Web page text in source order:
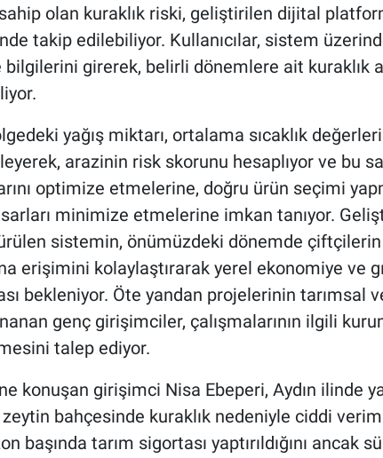
olan kuraklık riski, geliştirilen dijital
takip edilebiliyor. Kullanıcılar, sistem
bilgilerini girerek, belirli dönemlere ait kuraklık
yağış miktarı, ortalama sıcaklık
arazinin risk skorunu hesaplıyor ve bu
optimize etmelerine, doğru ürün seçimi
minimize etmelerine imkan tanıyor.
sistemin, önümüzdeki dönemde
erişimini kolaylaştırarak yerel ekonomiye ve
bekleniyor. Öte yandan projelerinin tarımsal
genç girişimciler, çalışmalarının ilgili
talep ediyor.
konuşan girişimci Nisa Ebeperi, Aydın ilinde
zeytin bahçesinde kuraklık nedeniyle ciddi verim
başında tarım sigortası yaptırıldığını ancak